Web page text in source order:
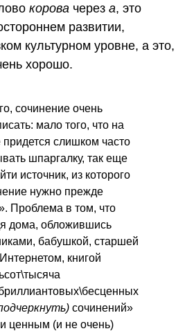
корова через а, это
развитии,
культурном уровне, а это,
хорошо.
сочинение очень
мало того, что на
придется слишком часто
шпаргалку, так еще
источник, из которого
нужно прежде
Проблема в том, что
дома, обложившись
бабушкой, старшей
книгой
сочинений»
ценным (и не очень)